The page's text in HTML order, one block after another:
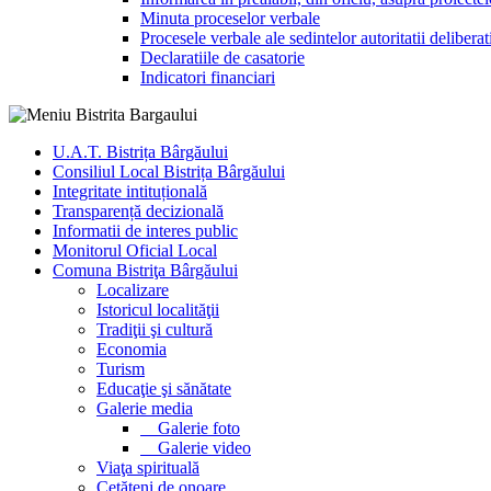
Minuta proceselor verbale
Procesele verbale ale sedintelor autoritatii
Declaratiile de casatorie
Indicatori financiari
U.A.T. Bistrița Bârgăului
Consiliul Local Bistrița Bârgăului
Integritate intituțională
Transparență decizională
Informatii de interes public
Monitorul Oficial Local
Comuna Bistriţa Bârgăului
Localizare
Istoricul localităţii
Tradiţii şi cultură
Economia
Turism
Educaţie şi sănătate
Galerie media
Galerie foto
Galerie video
Viaţa spirituală
Cetăţeni de onoare